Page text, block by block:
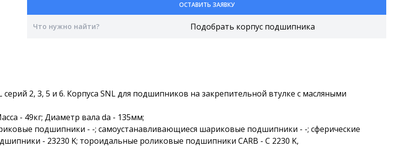
ОСТАВИТЬ ЗАЯВКУ
2, 3, 5 и 6. Корпуса SNL для подшипников на закрепительной втулке с масляными
- 49кг; Диаметр вала da - 135мм;
подшипники - -; самоустанавливающиеся шариковые подшипники - -; сферические
- 23230 K; тороидальные роликовые подшипники CARB - C 2230 K,